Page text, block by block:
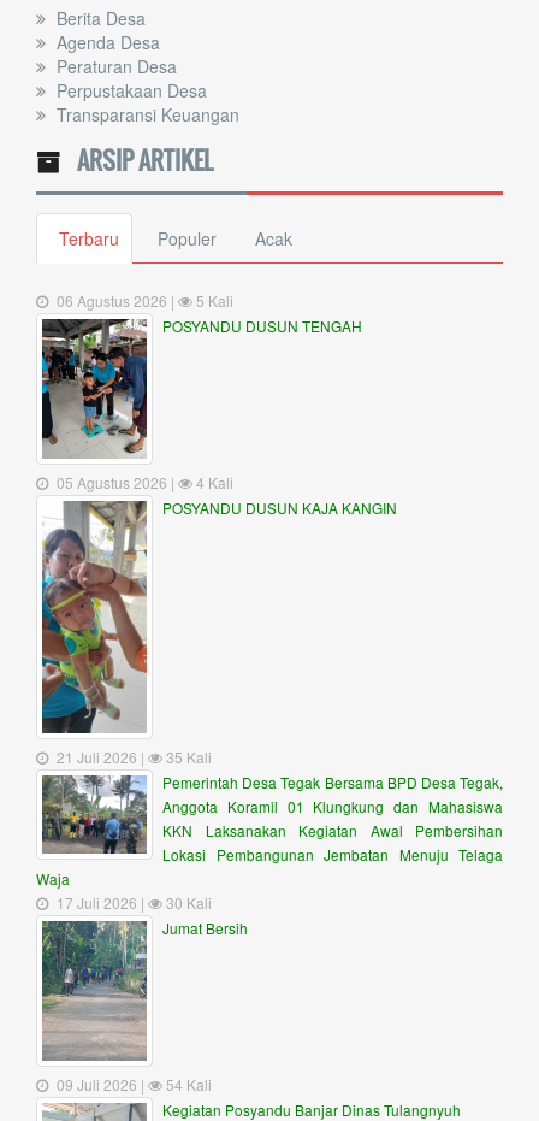
Berita Desa
Agenda Desa
Peraturan Desa
Perpustakaan Desa
Transparansi Keuangan
ARSIP ARTIKEL
Terbaru Populer Acak
06 Agustus 2026 |
5 Kali
POSYANDU DUSUN TENGAH
05 Agustus 2026 |
4 Kali
POSYANDU DUSUN KAJA KANGIN
21 Juli 2026 |
35 Kali
Pemerintah Desa Tegak Bersama BPD Desa Tegak,
Anggota Koramil 01 Klungkung dan Mahasiswa
KKN Laksanakan Kegiatan Awal Pembersihan
Lokasi Pembangunan Jembatan Menuju Telaga
Waja
17 Juli 2026 |
30 Kali
Jumat Bersih
09 Juli 2026 |
54 Kali
Kegiatan Posyandu Banjar Dinas Tulangnyuh